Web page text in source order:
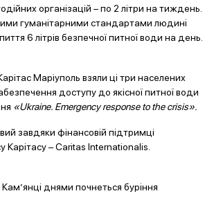
організацій – по 2 літри на тиждень.
гуманітарними стандартами людині
6 літрів безпечної питної води на день.
Маріуполь взяли ці три населених
доступу до якісної питної води
«Ukraine. Emergency response to the crisis».
завдяки фінансовій підтримці
Карітасу – Caritas Internationalis.
Кам’янці днями почнеться буріння